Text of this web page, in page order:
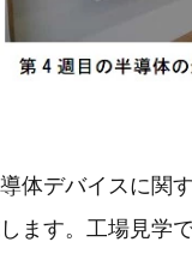
体デバイスに関
ます。工場見学